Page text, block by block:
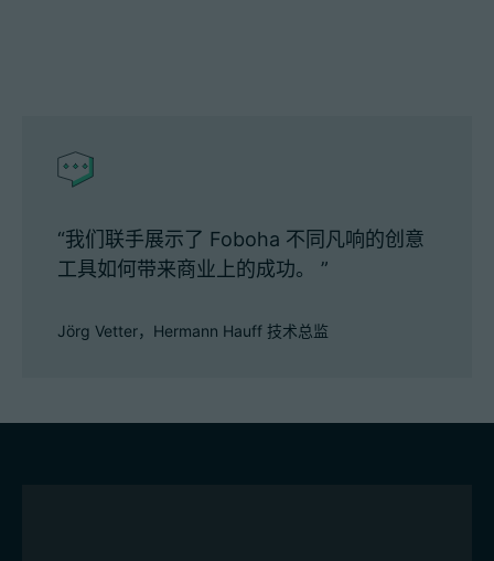
“我们联手展示了 Foboha 不同凡响的创意
工具如何带来商业上的成功。 ”
Jörg Vetter，Hermann Hauff 技术总监